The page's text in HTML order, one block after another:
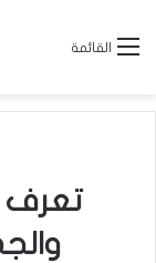
القائمة
تعرف